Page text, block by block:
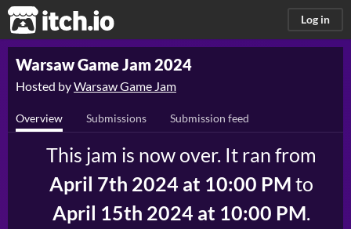
itch.io Log in
Warsaw Game Jam 2024
Hosted byWarsaw Game Jam
Overview Submissions Submission feed
This jam is now over. It ran from
April 7th 2024 at 10:00 PM to
April 15th 2024 at 10:00 PM.